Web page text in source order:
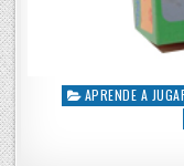
P
APRENDE A